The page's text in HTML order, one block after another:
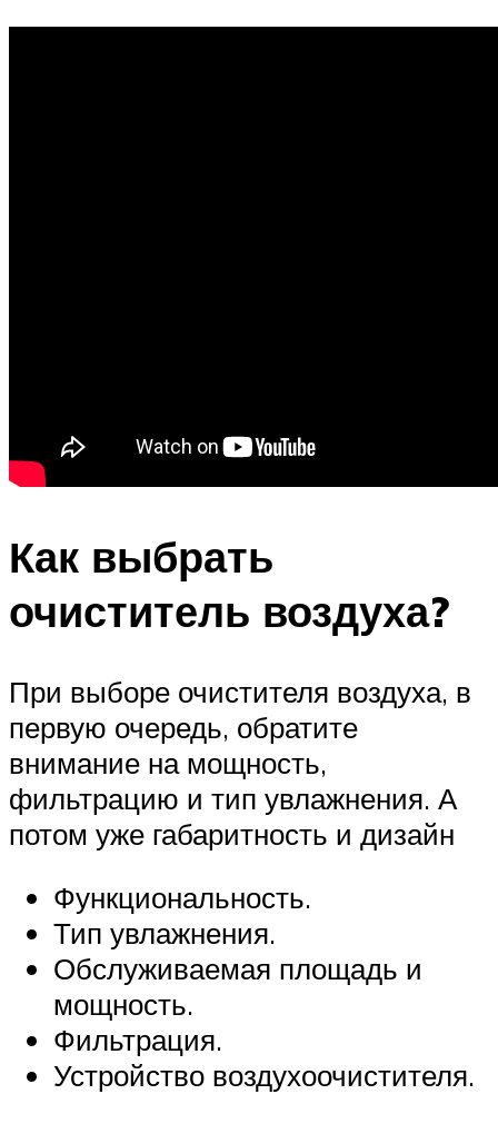
Как выбрать
очиститель воздуха?
При выборе очистителя воздуха, в
первую очередь, обратите
внимание на мощность,
фильтрацию и тип увлажнения. А
потом уже габаритность и дизайн
Функциональность.
Тип увлажнения.
Обслуживаемая площадь и
мощность.
Фильтрация.
Устройство воздухоочистителя.